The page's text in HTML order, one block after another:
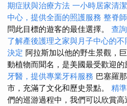
期症狀與治療方法 一小時居家清
中心，提供全面的照護服務 整脊
問此目標的遊客的最佳選擇。 查
了解產後護理之家與月子中心的
決定 阿拉斯加以他的野生景觀，
動植物而聞名，是美國最受歡迎的
牙醫，提供專業牙科服務 巴塞羅
市，充滿了文化和歷史景點。 精
們的巡游過程中，我們可以欣賞